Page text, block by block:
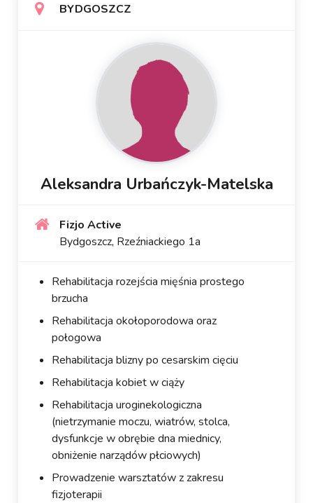
BYDGOSZCZ
Aleksandra Urbańczyk-Matelska
Fizjo Active
Bydgoszcz, Rzeźniackiego 1a
Rehabilitacja rozejścia mięśnia prostego
brzucha
Rehabilitacja okołoporodowa oraz
połogowa
Rehabilitacja blizny po cesarskim cięciu
Rehabilitacja kobiet w ciąży
Rehabilitacja uroginekologiczna
(nietrzymanie moczu, wiatrów, stolca,
dysfunkcje w obrębie dna miednicy,
obniżenie narządów płciowych)
Prowadzenie warsztatów z zakresu
fizjoterapii